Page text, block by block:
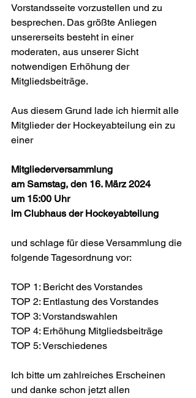
Vorstandsseite vorzustellen und zu
besprechen. Das größte Anliegen
unsererseits besteht in einer
moderaten, aus unserer Sicht
notwendigen Erhöhung der
Mitgliedsbeiträge.
Aus diesem Grund lade ich hiermit alle
Mitglieder der Hockeyabteilung ein zu
einer
Mitgliederversammlung
am Samstag, den 16. März 2024
um 15:00 Uhr
im Clubhaus der Hockeyabteilung
und schlage für diese Versammlung die
folgende Tagesordnung vor:
TOP 1: Bericht des Vorstandes
TOP 2: Entlastung des Vorstandes
TOP 3: Vorstandswahlen
TOP 4: Erhöhung Mitgliedsbeiträge
TOP 5: Verschiedenes
Ich bitte um zahlreiches Erscheinen
und danke schon jetzt allen